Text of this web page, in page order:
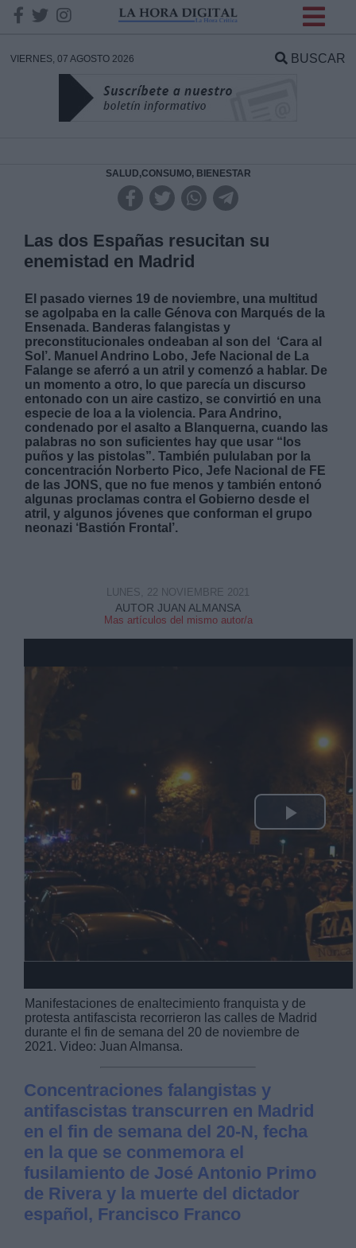
VIERNES, 07 AGOSTO 2026 BUSCAR
SALUD,CONSUMO, BIENESTAR
Las dos Españas resucitan su
enemistad en Madrid
El pasado viernes 19 de noviembre, una multitud
se agolpaba en la calle Génova con Marqués de la
Ensenada. Banderas falangistas y
preconstitucionales ondeaban al son del ‘Cara al
Sol’. Manuel Andrino Lobo, Jefe Nacional de La
Falange se aferró a un atril y comenzó a hablar. De
un momento a otro, lo que parecía un discurso
entonado con un aire castizo, se convirtió en una
especie de loa a la violencia. Para Andrino,
condenado por el asalto a Blanquerna, cuando las
palabras no son suficientes hay que usar “los
puños y las pistolas”. También pululaban por la
concentración Norberto Pico, Jefe Nacional de FE
de las JONS, que no fue menos y también entonó
algunas proclamas contra el Gobierno desde el
atril, y algunos jóvenes que conforman el grupo
neonazi ‘Bastión Frontal’.
AUTOR JUAN ALMANSA
Mas artículos del mismo autor/a
LUNES, 22 NOVIEMBRE 2021
Play
Video
Manifestaciones de enaltecimiento franquista y de
protesta antifascista recorrieron las calles de Madrid
durante el fin de semana del 20 de noviembre de
2021. Video: Juan Almansa.
Concentraciones falangistas y
antifascistas transcurren en Madrid
en el fin de semana del 20-N, fecha
en la que se conmemora el
fusilamiento de José Antonio Primo
de Rivera y la muerte del dictador
español, Francisco Franco
DATOS
Responsable:
Destinatarios:
Derechos:
link
Información adicional